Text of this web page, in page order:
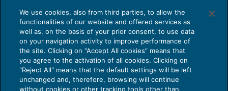
EU AI Act e studi professionali: le
scadenze concrete
27 Luglio 2026
di Diego BarberieStefano Dovier
We use cookies, also from third parties, to allow the
functionalities of our website and offered services as
well as, on the basis of your prior consent, to use data
on your navigation activity to improve performance of
the site. Clicking on “Accept All cookies” means that
you agree to the activation of all cookies. Clicking on
"Reject All" means that the default settings will be left
unchanged and, therefore, browsing will continue
without cookies or other tracking tools other than